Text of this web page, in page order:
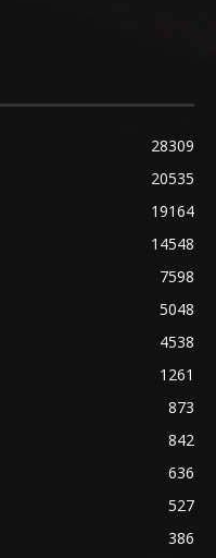
28309
20535
19164
14548
7598
5048
4538
1261
873
842
636
527
386